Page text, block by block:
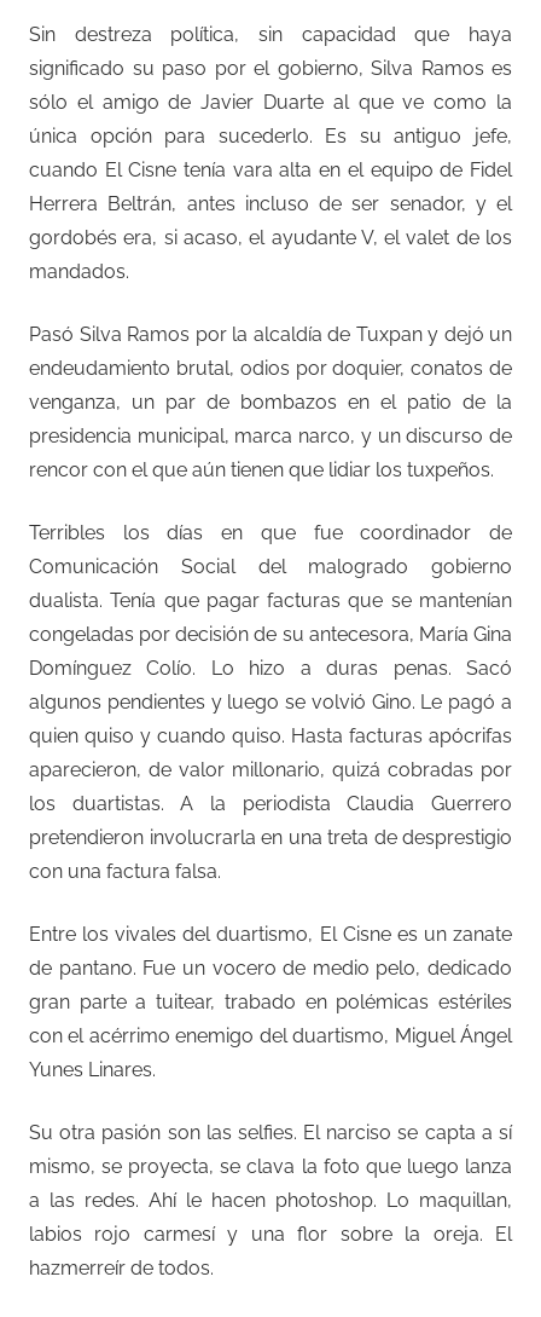
Sin destreza política, sin capacidad que haya
significado su paso por el gobierno, Silva Ramos es
sólo el amigo de Javier Duarte al que ve como la
única opción para sucederlo. Es su antiguo jefe,
cuando El Cisne tenía vara alta en el equipo de Fidel
Herrera Beltrán, antes incluso de ser senador, y el
gordobés era, si acaso, el ayudante V, el valet de los
mandados.
Pasó Silva Ramos por la alcaldía de Tuxpan y dejó un
endeudamiento brutal, odios por doquier, conatos de
venganza, un par de bombazos en el patio de la
presidencia municipal, marca narco, y un discurso de
rencor con el que aún tienen que lidiar los tuxpeños.
Terribles los días en que fue coordinador de
Comunicación Social del malogrado gobierno
dualista. Tenía que pagar facturas que se mantenían
congeladas por decisión de su antecesora, María Gina
Domínguez Colío. Lo hizo a duras penas. Sacó
algunos pendientes y luego se volvió Gino. Le pagó a
quien quiso y cuando quiso. Hasta facturas apócrifas
aparecieron, de valor millonario, quizá cobradas por
los duartistas. A la periodista Claudia Guerrero
pretendieron involucrarla en una treta de desprestigio
con una factura falsa.
Entre los vivales del duartismo, El Cisne es un zanate
de pantano. Fue un vocero de medio pelo, dedicado
gran parte a tuitear, trabado en polémicas estériles
con el acérrimo enemigo del duartismo, Miguel Ángel
Yunes Linares.
Su otra pasión son las selfies. El narciso se capta a sí
mismo, se proyecta, se clava la foto que luego lanza
a las redes. Ahí le hacen photoshop. Lo maquillan,
labios rojo carmesí y una flor sobre la oreja. El
hazmerreír de todos.